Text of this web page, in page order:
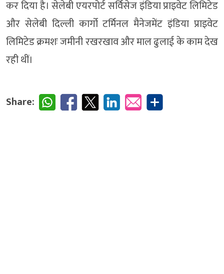
कर दिया है। सेलेबी एयरपोर्ट सर्विसेज इंडिया प्राइवेट लिमिटेड
और सेलेबी दिल्ली कार्गो टर्मिनल मैनेजमेंट इंडिया प्राइवेट
लिमिटेड क्रमशः जमीनी रखरखाव और माल ढुलाई के काम देख
रही थीं।
Share: